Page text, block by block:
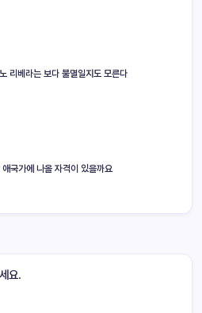
리베라는 보다 불멸일지도 모른다
국가에 나올 자격이 있을까요
요.